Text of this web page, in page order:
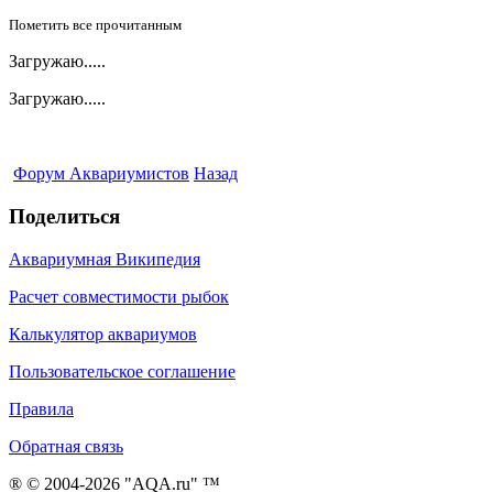
Пометить все прочитанным
Загружаю.....
Загружаю.....
Форум Аквариумистов Назад
Поделиться
Аквариумная Википедия
Расчет совместимости рыбок
Калькулятор аквариумов
Пользовательское соглашение
Правила
Обратная связь
® © 2004-2026 "AQA.ru" ™